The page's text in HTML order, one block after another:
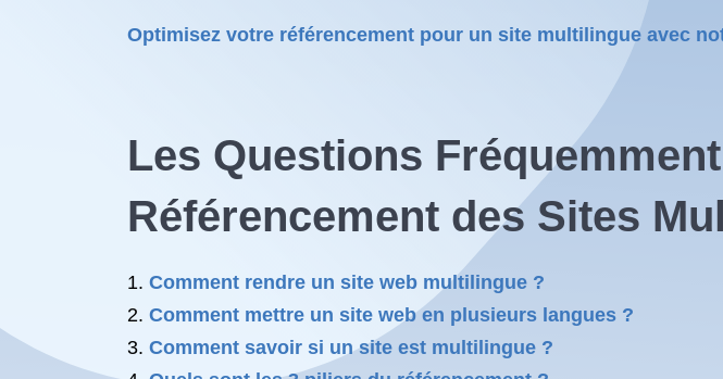
Optimisez votre référencement pour un site multilingue avec
Les Questions
Référencement des Sites
Comment rendre un site web multilingue ?
Comment mettre un site web en plusieurs langues ?
Comment savoir si un site est multilingue ?